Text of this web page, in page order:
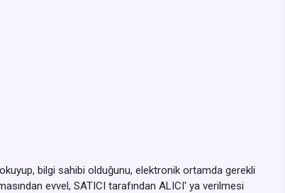
bilgi sahibi olduğunu, elektronik ortamda gerekli
evvel, SATICI tarafından ALICI' ya verilmesi